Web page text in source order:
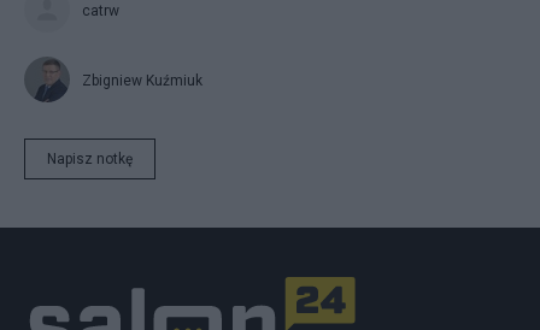
catrw
Zbigniew Kuźmiuk
Napisz notkę